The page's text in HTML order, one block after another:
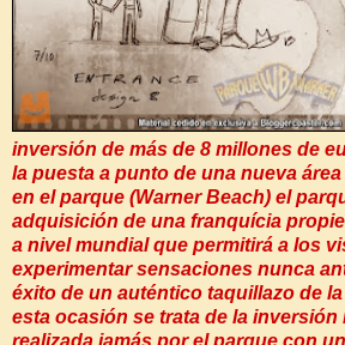
inversión de más de 8 millones de
la puesta a punto de una nueva
en el parque (Warner Beach) el
adquisición de una franquícia
a nivel mundial que permitirá a los
experimentar sensaciones nunca
éxito de un auténtico taquillazo de
esta ocasión se trata de la inversión